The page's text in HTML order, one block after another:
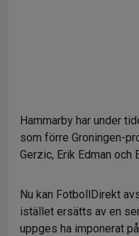
Hammarby har under
som förre Groningen-
Gerzic, Erik Edman och
Nu kan FotbollDirekt
istället ersätts av en
uppges ha imponerat